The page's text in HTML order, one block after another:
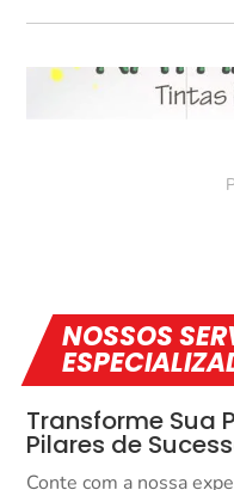
NOSSOS
Transforme Sua
Pilares de
Conte com a nossa